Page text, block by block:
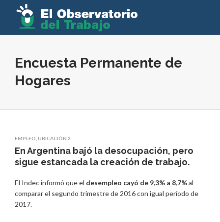
Encuesta Permanente de
Hogares
EMPLEO UBICACIÓN 2
En Argentina bajó la desocupación, pero
sigue estancada la creación de trabajo.
El Indec informó que el desempleo cayó de 9,3% a 8,7%al
comparar el segundo trimestre de 2016 con igual período de
2017.